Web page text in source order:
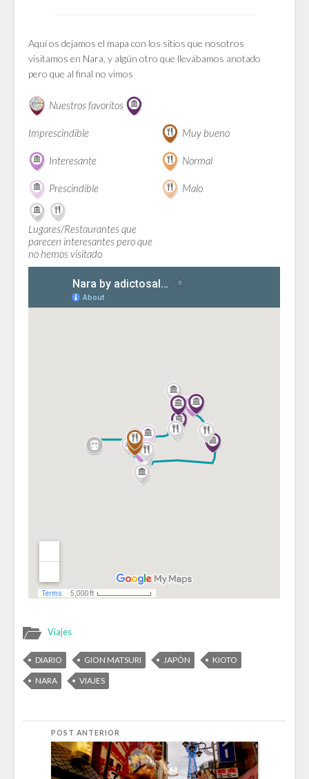
Aquí os dejamos el mapa con los sitios que nosotros
visitamos en Nara, y algún otro que llevábamos anotado
pero que al final no vimos
Nuestros favoritos
Imprescindible
Interesante
Prescindible
Muy bueno
Normal
Malo
Lugares/Restaurantes que
parecen interesantes pero que
no hemos visitado
Viajes
DIARIO GION MATSURI JAPÓN
KIOTO
NARA
VIAJES
POST ANTERIOR